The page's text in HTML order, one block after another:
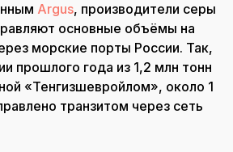
Argus, производители серы
основные объёмы на
морские порты России. Так,
прошлого года из 1,2 млн тонн
«Тенгизшевройлом», около 1
транзитом через сеть